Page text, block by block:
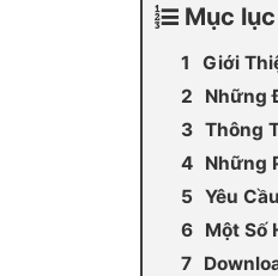
Mục lục
Giới
Những
Thông
Những
Yêu
Một Số